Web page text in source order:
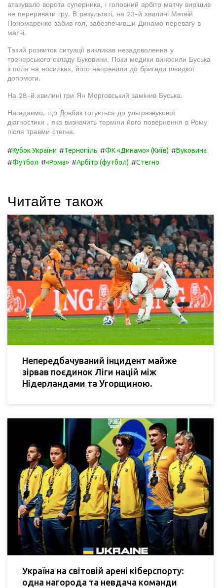
атакувало ворота суперника, і головний арбітр матчу вирішив
не переривати гру. В результаті, на 23-й хвилині Матвій
Пономаренко забив гол, забезпечивши Динамо перевагу в
матчі.
Такий розвиток ситуації викликав незадоволення у
тренерського складу Буковини. Поки медики виносили Буська
з поля на носилках, його направили до бригади швидкої
допомоги.
На 28-й хвилині гри Ян Морговський замінив Буська.
Нагадаємо, що Довбик готується до ультразвукової
діагностики , яка визначить терміни його повернення в Рому
після травми стегна.
#Кубок України #Тернопіль #ФК «Динамо» (Київ) #Буковина
#Футбол #«Рома» #Арбітр (футбол) #Стегно
Читайте також
Непередбачуваний інцидент майже
зірвав поєдинок Ліги націй між
Нідерландами та Угорщиною.
Україна на світовій арені кіберспорту:
одна нагорода та невдача команди